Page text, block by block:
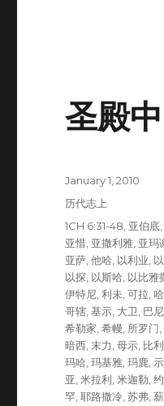
圣殿
Posted
on
January 1, 2010
Categories
历代志上
Tags
1CH 6:31-48 亚伯底
亚惜 亚撒利雅 亚玛
亚萨 ,他哈 以利业
以探 以斯哈 以比雅
伊特尼 ,利未 ,可拉 ,
哥辖 ,基示 大卫 巴尼
希勒家 ,希幔 所罗门
暗西 末力 ,母示 比
玛哈 ,玛基雅 ,玛鹿
亚 ,米拉利 ,米迦勒 ,
罕 ,耶路撒冷 ,苏弗 ,